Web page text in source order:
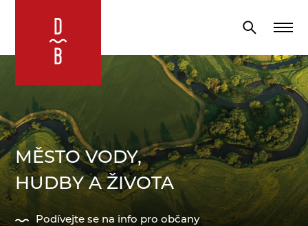
MĚSTO VODY,
HUDBY A ŽIVOTA
Podívejte se na info pro občany
MĚSTO VODY,
HUDBY A SPORTU
Sport ve městě